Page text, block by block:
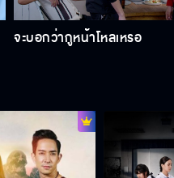
จะบอกว่ากูหน้าโหลเหรอ